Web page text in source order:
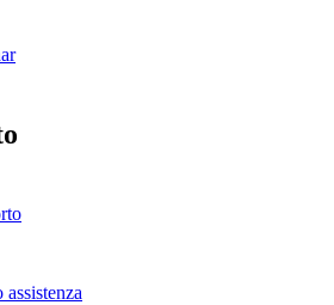
assistenza